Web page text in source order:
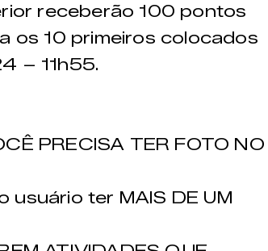
receberão 100 pontos
os 10 primeiros colocados
– 11h55.
PRECISA TER FOTO NO
usuário ter MAIS DE UM